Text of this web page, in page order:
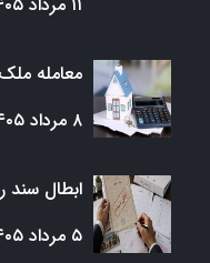
معامله
۸ مرداد ۱۴۰۵
ابطال
۵ مرداد ۱۴۰۵